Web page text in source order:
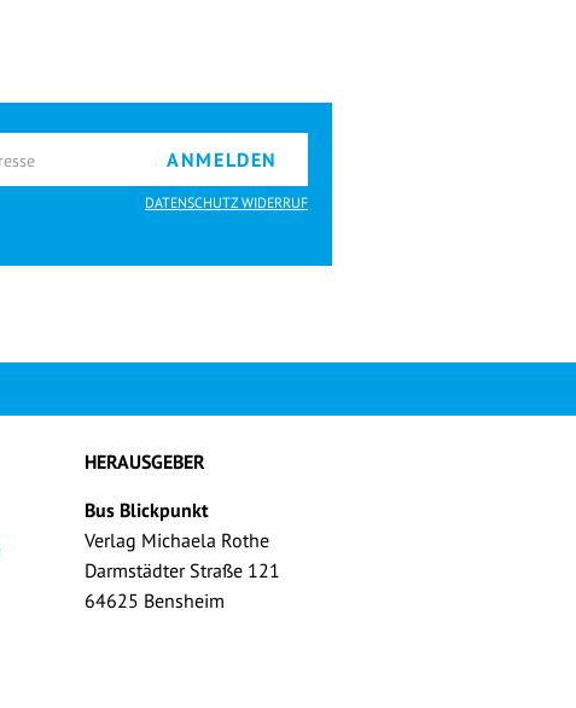
ANMELDEN
DATENSCHUTZ WIDERRUF
HERAUSGEBER
Bus Blickpunkt
Verlag Michaela Rothe
Darmstädter Straße 121
64625 Bensheim